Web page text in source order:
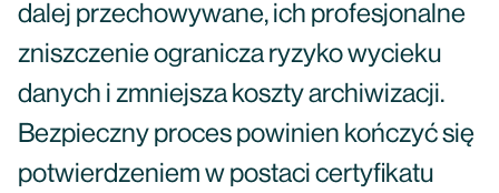
dalej przechowywane, ich profesjonalne
zniszczenie ogranicza ryzyko wycieku
danych i zmniejsza koszty archiwizacji.
Bezpieczny proces powinien kończyć się
potwierdzeniem w postaci certyfikatu